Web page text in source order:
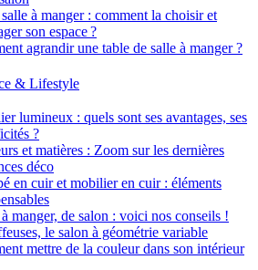
à manger : comment la choisir et
son espace ?
agrandir une table de salle à manger ?
& Lifestyle
lumineux : quels sont ses avantages, ses
?
et matières : Zoom sur les dernières
déco
en cuir et mobilier en cuir : éléments
manger, de salon : voici nos conseils !
le salon à géométrie variable
mettre de la couleur dans son intérieur